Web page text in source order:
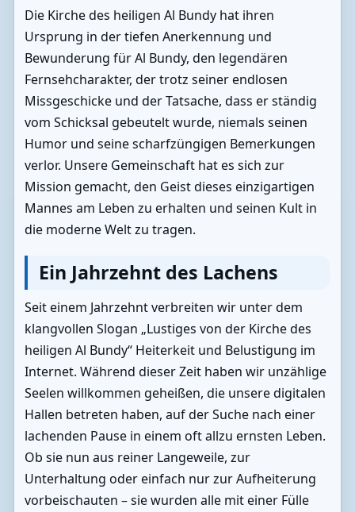
Die Kirche des heiligen Al Bundy hat ihren
Ursprung in der tiefen Anerkennung und
Bewunderung für Al Bundy, den legendären
Fernsehcharakter, der trotz seiner endlosen
Missgeschicke und der Tatsache, dass er ständig
vom Schicksal gebeutelt wurde, niemals seinen
Humor und seine scharfzüngigen Bemerkungen
verlor. Unsere Gemeinschaft hat es sich zur
Mission gemacht, den Geist dieses einzigartigen
Mannes am Leben zu erhalten und seinen Kult in
die moderne Welt zu tragen.
Ein Jahrzehnt des Lachens
Seit einem Jahrzehnt verbreiten wir unter dem
klangvollen Slogan „Lustiges von der Kirche des
heiligen Al Bundy“ Heiterkeit und Belustigung im
Internet. Während dieser Zeit haben wir unzählige
Seelen willkommen geheißen, die unsere digitalen
Hallen betreten haben, auf der Suche nach einer
lachenden Pause in einem oft allzu ernsten Leben.
Ob sie nun aus reiner Langeweile, zur
Unterhaltung oder einfach nur zur Aufheiterung
vorbeischauten – sie wurden alle mit einer Fülle